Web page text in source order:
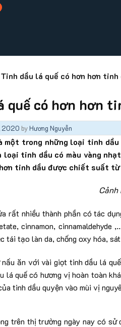
Tinh dầu lá quế có hơn hơn
quế có hơn hơn
2020 byHương Nguyễn
một trong những loại tinh
loại tinh dầu có màu vàng
tinh dầu được chiết suất từ
Cảnh
rất nhiều thành phần có tác
cinnamon,
tái tạo làn da, chống oxy hóa,
ăn với vài giọt tinh dầu lá
lá quế có hương vị hoàn toàn
tinh dầu quyện vào mùi vị
trên thị trường ngày nay có sử